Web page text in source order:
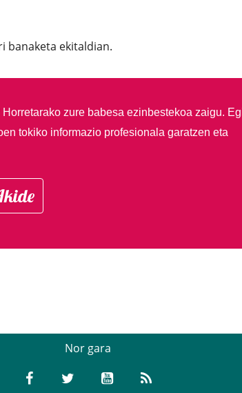
banaketa ekitaldian.
Horretarako zure babesa ezinbestekoa zaigu.
tokiko informazio profesionala garatzen eta
Nor gara